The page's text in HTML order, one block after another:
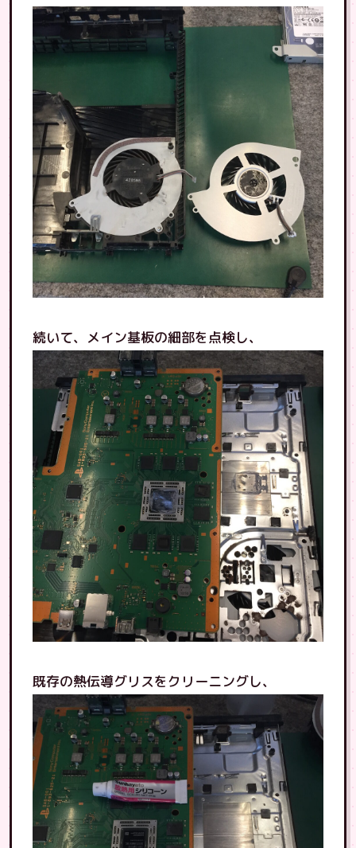
続いて、メイン基板の細部を点検し、
既存の熱伝導グリスをクリーニングし、